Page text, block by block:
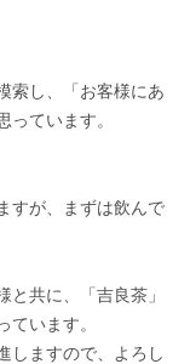
索し、「お客様にあ
っています。
すが、まずは飲んで
共に、「吉良茶」
ています。
しますので、よろし